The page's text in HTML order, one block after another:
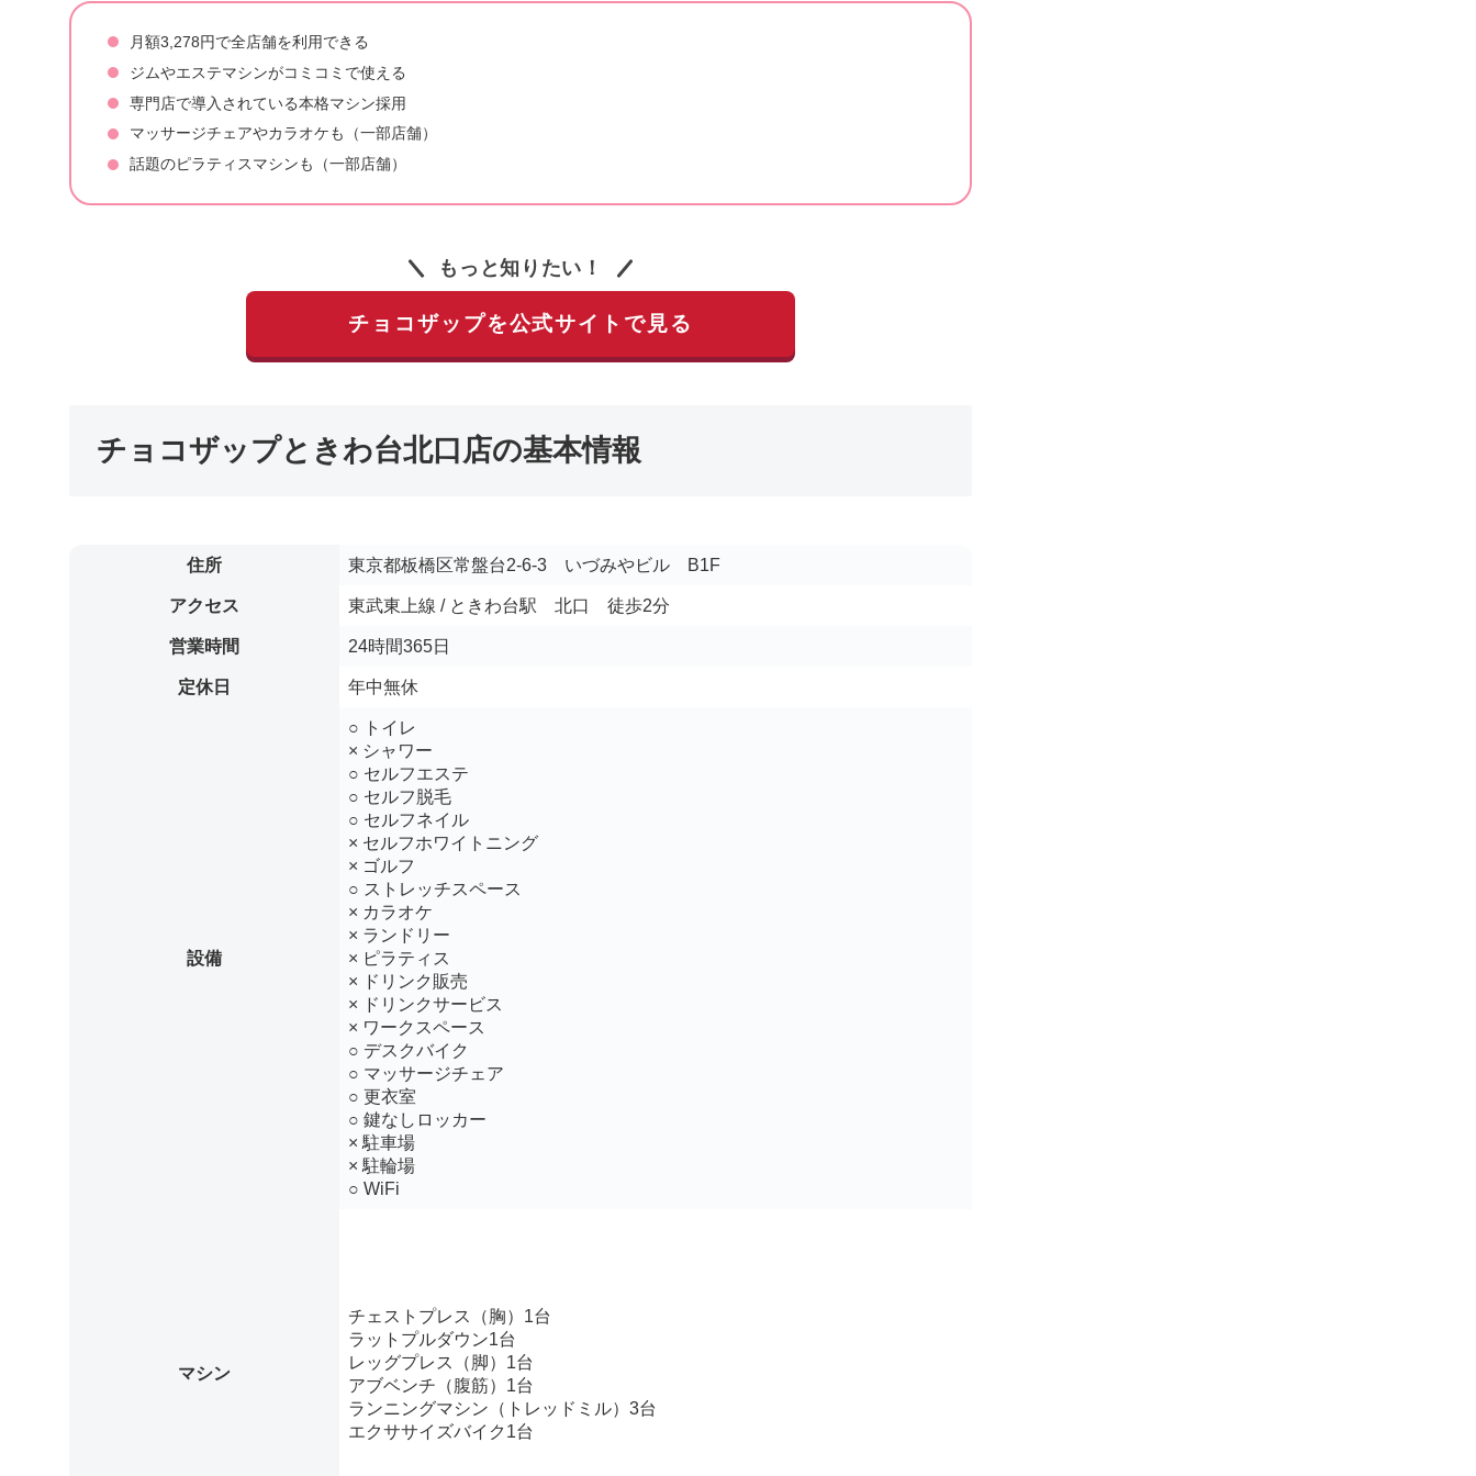
月額3,278円で全店舗を利用できる
ジムやエステマシンがコミコミで使える
専門店で導入されている本格マシン採用
マッサージチェアやカラオケも（一部店舗）
話題のピラティスマシンも（一部店舗）
もっと知りたい！
チョコザップを公式サイトで見る
チョコザップときわ台北口店の基本情報
住所 東京都板橋区常盤台2-6-3 いづみやビル B1F
アクセス 東武東上線 / ときわ台駅 北口 徒歩2分
営業時間 24時間365日
定休日 年中無休
設備
○ トイレ
× シャワー
○ セルフエステ
○ セルフ脱毛
○ セルフネイル
× セルフホワイトニング
× ゴルフ
○ ストレッチスペース
× カラオケ
× ランドリー
× ピラティス
× ドリンク販売
× ドリンクサービス
× ワークスペース
○ デスクバイク
○ マッサージチェア
○ 更衣室
○ 鍵なしロッカー
× 駐車場
× 駐輪場
○ WiFi
マシン
チェストプレス（胸）1台
ラットプルダウン1台
レッグプレス（脚）1台
アブベンチ（腹筋）1台
ランニングマシン（トレッドミル）3台
エクササイズバイク1台